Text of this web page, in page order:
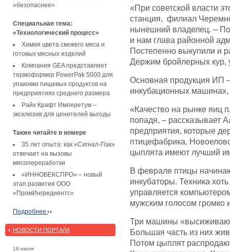
«безопаснее»
Специальная тема:
«Технологический процесс»
Химия цвета свежего мяса и
готовых мясных изделий
Компания GEA представляет
термоформер PowerPak 5000 для
упаковки пищевых продуктов на
предприятиях среднего размера
Райх Крафт Имперетум –
эксклюзив для ценителей выгоды
Также читайте в номере
35 лет опыта: как «Сигнал-Пак»
отвечает на вызовы
мясопереработки
«ИННОВЕКСПРО» – новый
этап развития ООО
«ПромИнгредиентс»
Подробнее
НОВОСТИ ПОРТАЛА
16 июля
«При советской власти
станция, филиал
нынешний владелец. –
и нам глава районной
Постепенно выкупили и
Держим бройлерных кур,
Основная продукция ИП
инкубационных машинах,
«Качество на рынке яиц
попадя, – рассказывает
предприятия, которые
птицефабрика,
цыплята имеют лучший
В феврале птицы
инкубаторы. Техника
управляется
мужским голосом громко
Три машины
Большая часть из них
Потом цыплят